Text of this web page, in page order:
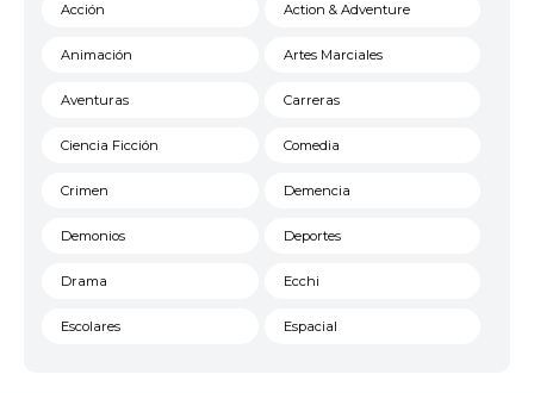
Acción Action & Adventure
Animación Artes Marciales
Aventuras Carreras
Ciencia Ficción Comedia
Crimen Demencia
Demonios Deportes
Drama Ecchi
Escolares Espacial